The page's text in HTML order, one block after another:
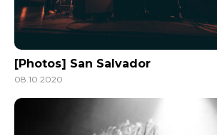
[Photos] San Salvador
08.10.2020